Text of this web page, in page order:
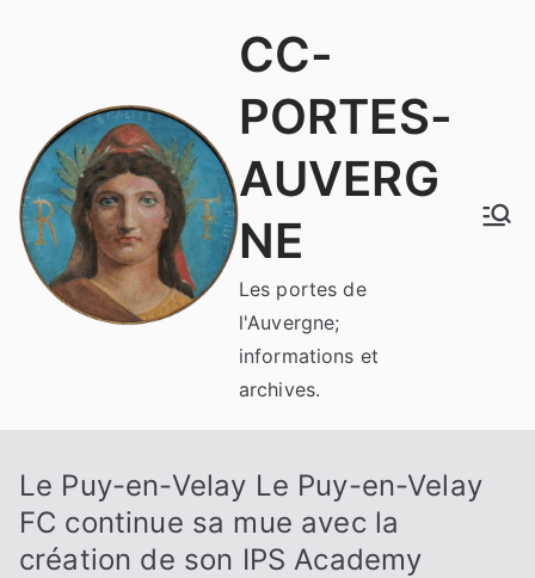
CC-
PORTES-
AUVERG
NE
Les portes de
l'Auvergne;
informations et
archives.
Le Puy-en-Velay Le Puy-en-Velay
FC continue sa mue avec la
création de son IPS Academy